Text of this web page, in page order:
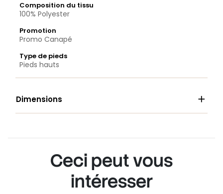
Composition du tissu
100% Polyester
Promotion
Promo Canapé
Type de pieds
Pieds hauts
Dimensions 
Ceci peut vous
intéresser